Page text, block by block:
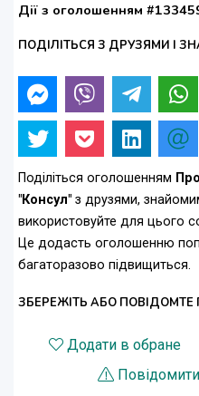
Дії з оголошенням
ПОДІЛІТЬСЯ З ДРУЗЯМИ І
Поділіться оголошенням
"Консул" з друзями,
використовуйте для цього
Це додасть оголошенню
багаторазово підвищиться.
ЗБЕРЕЖІТЬ АБО
Додати в обране